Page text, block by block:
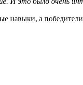
навыки, а